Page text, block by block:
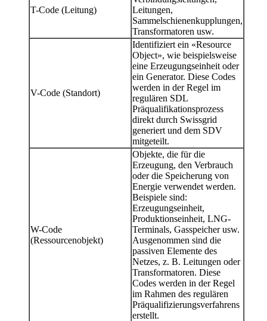
T-Code (Leitung)
Leitungen,
Sammelschienenkupplungen,
Transformatoren usw.
V-Code (Standort)
Identifiziert ein «Resource
Object», wie beispielsweise
eine Erzeugungseinheit oder
ein Generator. Diese Codes
werden in der Regel im
regulären SDL
Präqualifikationsprozess
direkt durch Swissgrid
generiert und dem SDV
mitgeteilt.
W-Code
(Ressourcenobjekt)
Objekte, die für die
Erzeugung, den Verbrauch
oder die Speicherung von
Energie verwendet werden.
Beispiele sind:
Erzeugungseinheit,
Produktionseinheit, LNG-
Terminals, Gasspeicher usw.
Ausgenommen sind die
passiven Elemente des
Netzes, z. B. Leitungen oder
Transformatoren. Diese
Codes werden in der Regel
im Rahmen des regulären
Präqualifizierungsverfahrens
erstellt.